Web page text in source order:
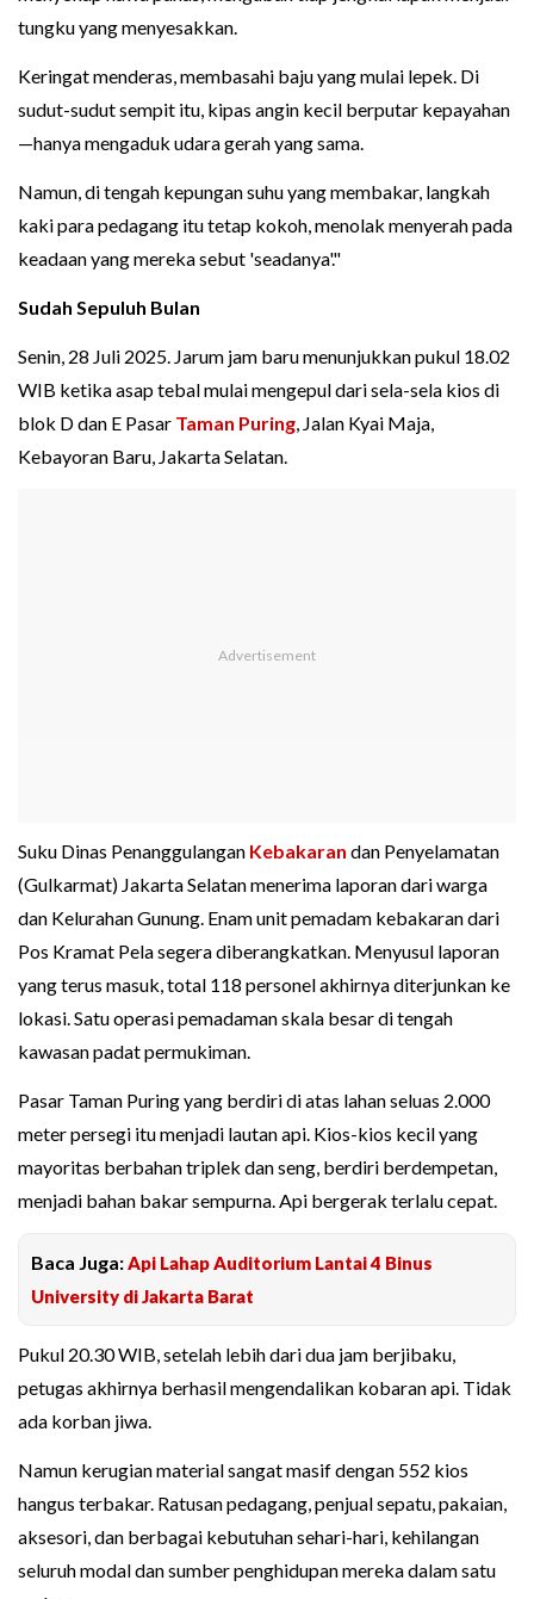
tungku yang menyesakkan.
Keringat menderas, membasahi baju yang mulai lepek. Di
sudut-sudut sempit itu, kipas angin kecil berputar kepayahan
—hanya mengaduk udara gerah yang sama.
Namun, di tengah kepungan suhu yang membakar, langkah
kaki para pedagang itu tetap kokoh, menolak menyerah pada
keadaan yang mereka sebut 'seadanya'."
Sudah Sepuluh Bulan
Senin, 28 Juli 2025. Jarum jam baru menunjukkan pukul 18.02
WIB ketika asap tebal mulai mengepul dari sela-sela kios di
blok D dan E Pasar Taman Puring, Jalan Kyai Maja,
Kebayoran Baru, Jakarta Selatan.
Suku Dinas Penanggulangan Kebakaran dan Penyelamatan
(Gulkarmat) Jakarta Selatan menerima laporan dari warga
dan Kelurahan Gunung. Enam unit pemadam kebakaran dari
Pos Kramat Pela segera diberangkatkan. Menyusul laporan
yang terus masuk, total 118 personel akhirnya diterjunkan ke
lokasi. Satu operasi pemadaman skala besar di tengah
kawasan padat permukiman.
Pasar Taman Puring yang berdiri di atas lahan seluas 2.000
meter persegi itu menjadi lautan api. Kios-kios kecil yang
mayoritas berbahan triplek dan seng, berdiri berdempetan,
menjadi bahan bakar sempurna. Api bergerak terlalu cepat.
Baca Juga:Api Lahap Auditorium Lantai 4 Binus
University di Jakarta Barat
Pukul 20.30 WIB, setelah lebih dari dua jam berjibaku,
petugas akhirnya berhasil mengendalikan kobaran api. Tidak
ada korban jiwa.
Namun kerugian material sangat masif dengan 552 kios
hangus terbakar. Ratusan pedagang, penjual sepatu, pakaian,
aksesori, dan berbagai kebutuhan sehari-hari, kehilangan
seluruh modal dan sumber penghidupan mereka dalam satu